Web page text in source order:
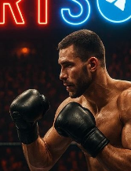
Хорхе
Эйб Саймон Иисус
Мунис
Чарли Грин
Хосе Армандо Санта Крус
Рустисо
Томми Пиакок
Дориан
Мейсон Менард
Геннадий
Лукас Мартин Маттиссе
Хизни Алтункая
Том